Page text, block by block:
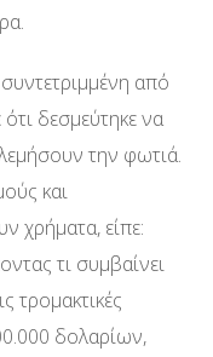
από
ότι δεσμεύτηκε να
την φωτιά.
και
χρήματα, είπε:
τι συμβαίνει
τρομακτικές
δολαρίων,